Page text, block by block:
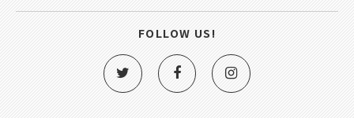
FOLLOW US!